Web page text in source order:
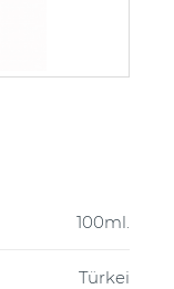
100ml.
Türkei